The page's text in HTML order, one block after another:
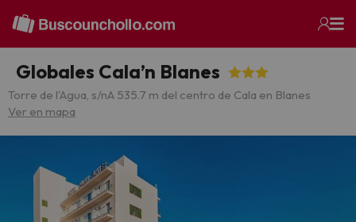
Globales Cala’n Blanes
Torre de l'Agua, s/nA 535.7 m del centro de Cala en Blanes
Ver en mapa